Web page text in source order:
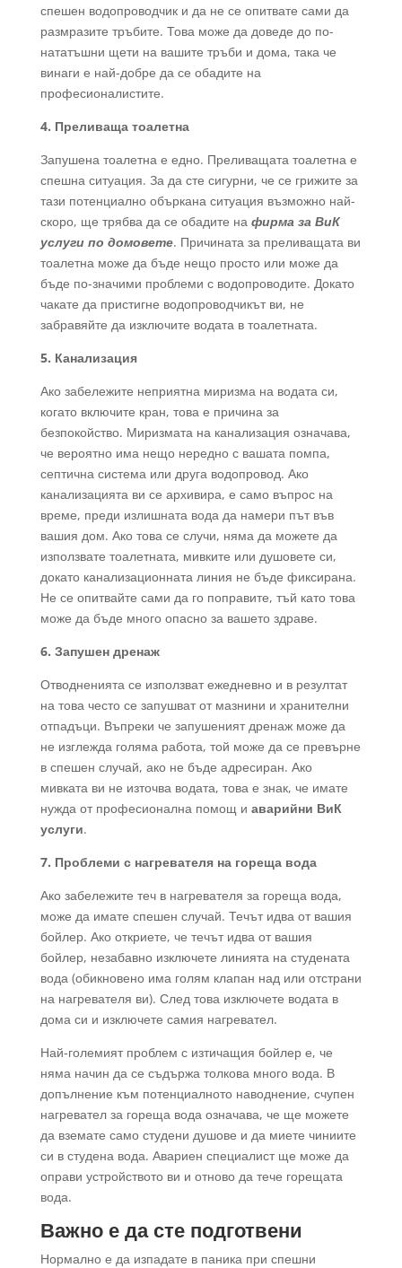
спешен водопроводчик и да не се опитвате сами да
размразите тръбите. Това може да доведе до по-
нататъшни щети на вашите тръби и дома, така че
винаги е най-добре да се обадите на
професионалистите.
4. Преливаща тоалетна
Запушена тоалетна е едно. Преливащата тоалетна е
спешна ситуация. За да сте сигурни, че се грижите за
тази потенциално объркана ситуация възможно най-
скоро, ще трябва да се обадите на фирма за ВиК
услуги по домовете. Причината за преливащата ви
тоалетна може да бъде нещо просто или може да
бъде по-значими проблеми с водопроводите. Докато
чакате да пристигне водопроводчикът ви, не
забравяйте да изключите водата в тоалетната.
5. Канализация
Ако забележите неприятна миризма на водата си,
когато включите кран, това е причина за
безпокойство. Миризмата на канализация означава,
че вероятно има нещо нередно с вашата помпа,
септична система или друга водопровод. Ако
канализацията ви се архивира, е само въпрос на
време, преди излишната вода да намери път във
вашия дом. Ако това се случи, няма да можете да
използвате тоалетната, мивките или душовете си,
докато канализационната линия не бъде фиксирана.
Не се опитвайте сами да го поправите, тъй като това
може да бъде много опасно за вашето здраве.
6. Запушен дренаж
Отводненията се използват ежедневно и в резултат
на това често се запушват от мазнини и хранителни
отпадъци. Въпреки че запушеният дренаж може да
не изглежда голяма работа, той може да се превърне
в спешен случай, ако не бъде адресиран. Ако
мивката ви не източва водата, това е знак, че имате
нужда от професионална помощ и аварийни ВиК
услуги.
7. Проблеми с нагревателя на гореща вода
Ако забележите теч в нагревателя за гореща вода,
може да имате спешен случай. Течът идва от вашия
бойлер. Ако откриете, че течът идва от вашия
бойлер, незабавно изключете линията на студената
вода (обикновено има голям клапан над или отстрани
на нагревателя ви). След това изключете водата в
дома си и изключете самия нагревател.
Най-големият проблем с изтичащия бойлер е, че
няма начин да се съдържа толкова много вода. В
допълнение към потенциалното наводнение, счупен
нагревател за гореща вода означава, че ще можете
да вземате само студени душове и да миете чиниите
си в студена вода. Авариен специалист ще може да
оправи устройството ви и отново да тече горещата
вода.
Важно е да сте подготвени
Нормално е да изпадате в паника при спешни